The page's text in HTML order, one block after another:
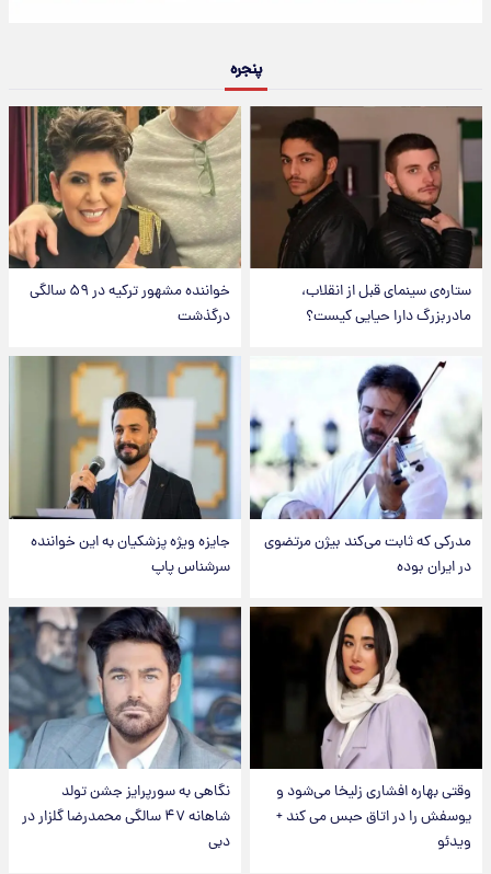
پنجره
ستاره‌ی سینمای قبل از انقلاب،
مادربزرگ دارا حیایی کیست؟
خواننده مشهور ترکیه در ۵۹ سالگی
درگذشت
مدرکی که ثابت می‌کند بیژن مرتضوی
در ایران بوده
جایزه ویژه پزشکیان به این خواننده
سرشناس پاپ
وقتی بهاره افشاری زلیخا می‌شود و
یوسفش را در اتاق حبس می کند +
ویدئو
نگاهی به سورپرایز جشن تولد
شاهانه ۴۷ سالگی محمدرضا گلزار در
دبی